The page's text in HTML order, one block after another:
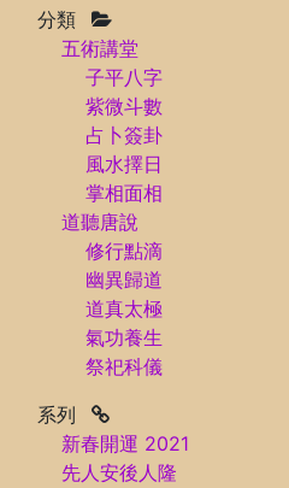
分類
五術講堂
子平八字
紫微斗數
占卜簽卦
風水擇日
掌相面相
道聽唐說
修行點滴
幽異歸道
道真太極
氣功養生
祭祀科儀
系列
新春開運 2021
先人安後人隆